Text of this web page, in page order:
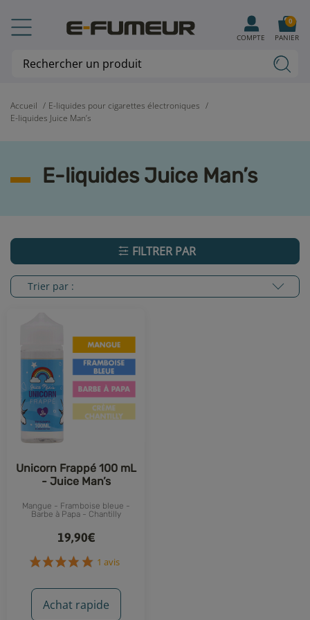
Accueil
E-liquides pour cigarettes électroniques
E-liquides Juice Man’s
E-liquides Juice Man’s
FILTRER PAR
Trier par :
Unicorn Frappé 100 mL
- Juice Man’s
Mangue - Framboise bleue -
Barbe à Papa - Chantilly
19,90€
Achat rapide
COMPTE PANIER
0